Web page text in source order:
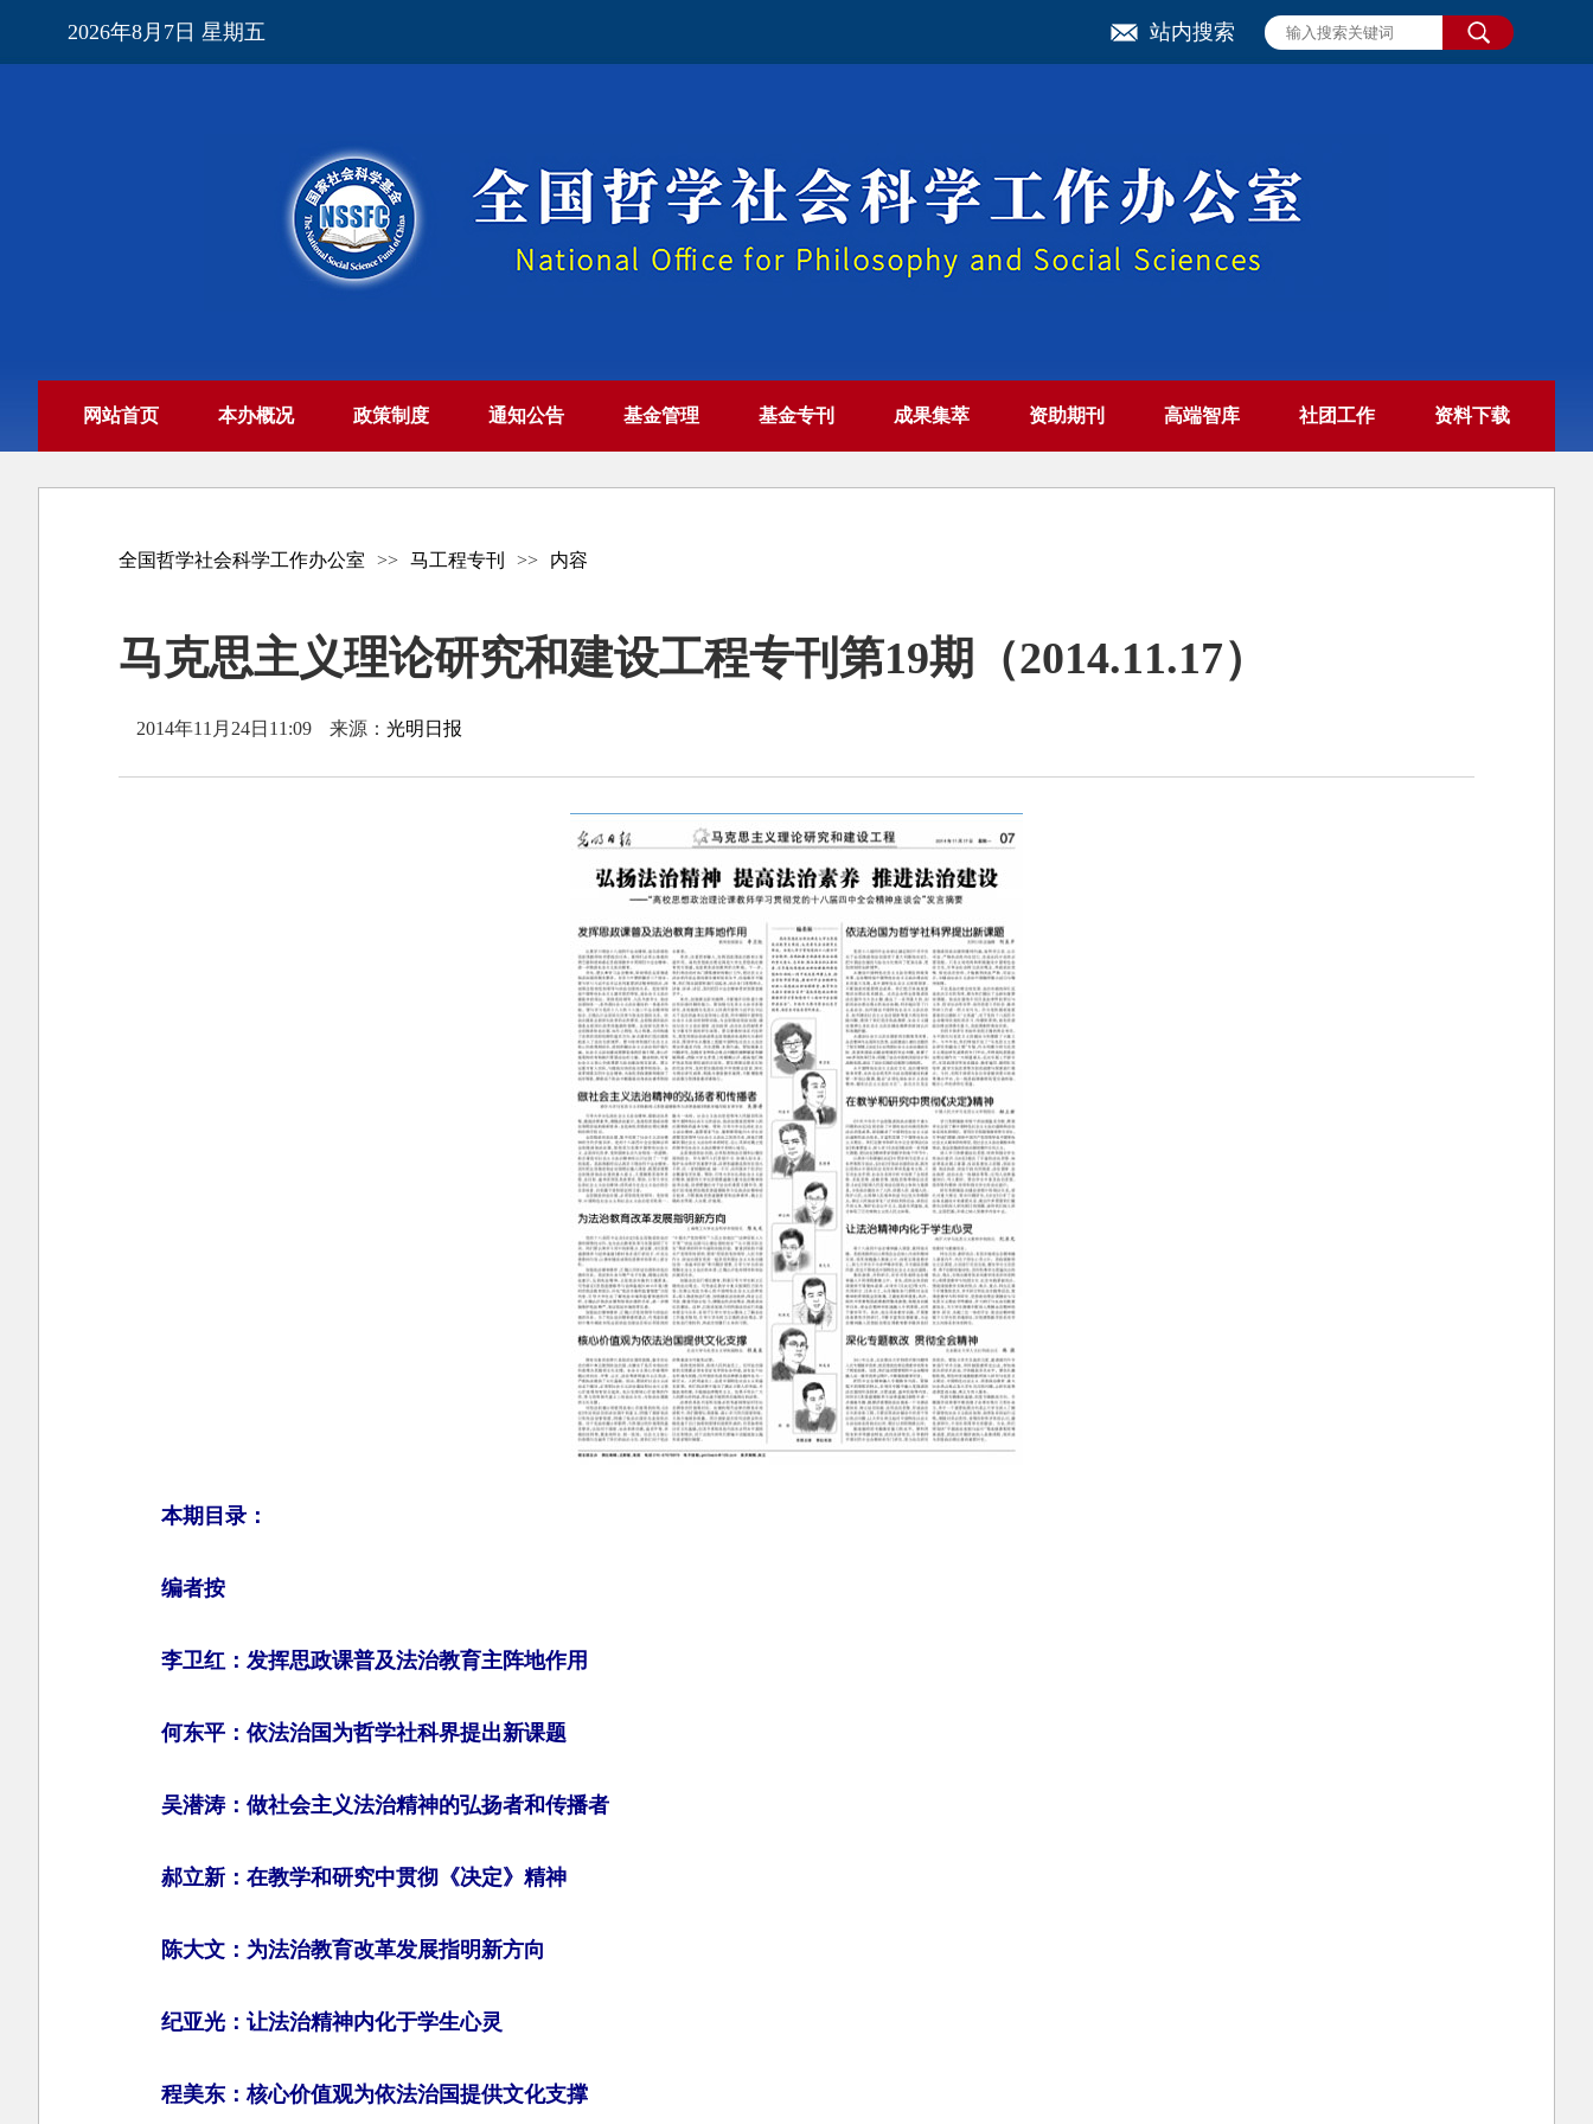
2026年8月7日 星期五 站内搜索
网站首页 本办概况 政策制度 通知公告 基金管理 基金专刊 成果集萃 资助期刊 高端智库 社团工作 资料下载
全国哲学社会科学工作办公室 >> 马工程专刊 >> 内容
马克思主义理论研究和建设工程专刊第19期（2014.11.17）
2014年11月24日11:09 来源：光明日报
本期目录：
编者按
李卫红：发挥思政课普及法治教育主阵地作用
何东平：依法治国为哲学社科界提出新课题
吴潜涛：做社会主义法治精神的弘扬者和传播者
郝立新：在教学和研究中贯彻《决定》精神
陈大文：为法治教育改革发展指明新方向
纪亚光：让法治精神内化于学生心灵
程美东：核心价值观为依法治国提供文化支撑